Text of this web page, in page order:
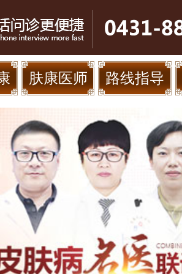
肤康医师 路线指导